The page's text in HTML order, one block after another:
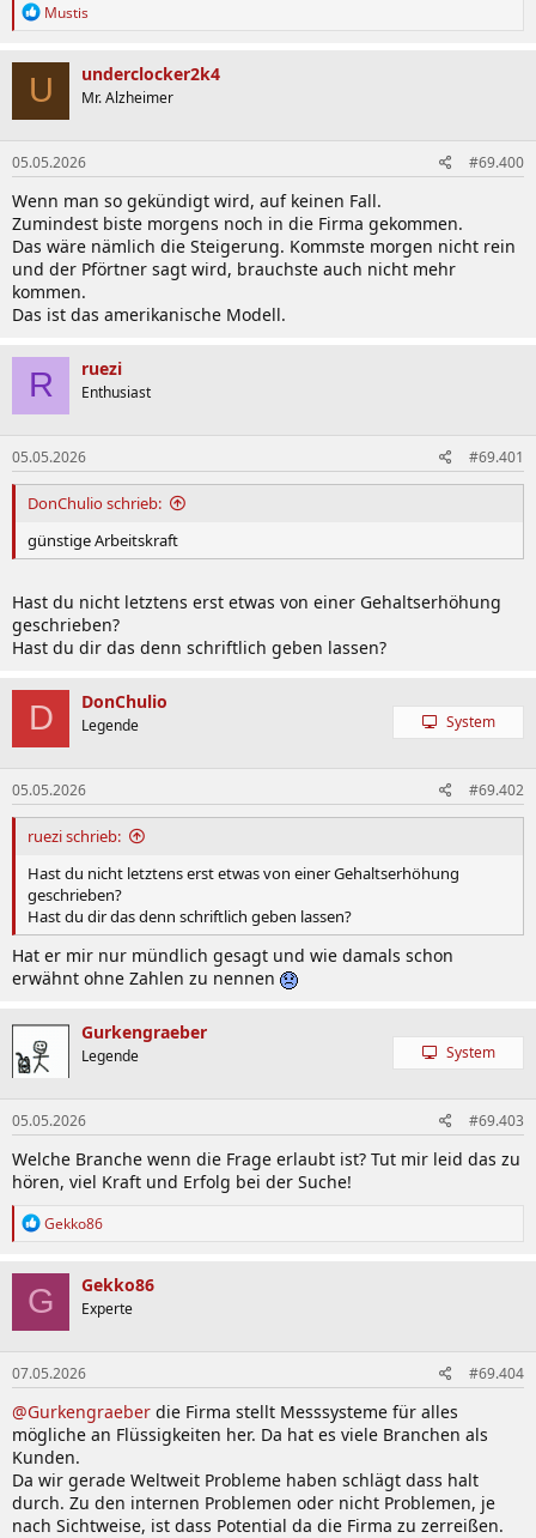
R
k
i
o
n
e
n
:
Mustis
U underclocker2k4
Mr. Alzheimer
05.05.2026 #69.400
Wenn man so gekündigt wird, auf keinen Fall.
Zumindest biste morgens noch in die Firma gekommen.
Das wäre nämlich die Steigerung. Kommste morgen nicht rein
und der Pförtner sagt wird, brauchste auch nicht mehr
kommen.
Das ist das amerikanische Modell.
R ruezi
Enthusiast
05.05.2026 #69.401
DonChulio schrieb:
günstige Arbeitskraft
Hast du nicht letztens erst etwas von einer Gehaltserhöhung
geschrieben?
Hast du dir das denn schriftlich geben lassen?
D DonChulio
Legende System
05.05.2026 #69.402
ruezi schrieb:
Hast du nicht letztens erst etwas von einer Gehaltserhöhung
geschrieben?
Hast du dir das denn schriftlich geben lassen?
Hat er mir nur mündlich gesagt und wie damals schon
erwähnt ohne Zahlen zu nennen
Gurkengraeber
Legende System
05.05.2026 #69.403
Welche Branche wenn die Frage erlaubt ist? Tut mir leid das zu
hören, viel Kraft und Erfolg bei der Suche!
R
k
t
i
o
n
e
n
:
Gekko86
G Gekko86
Experte
07.05.2026 #69.404
@Gurkengraeber die Firma stellt Messsysteme für alles
mögliche an Flüssigkeiten her. Da hat es viele Branchen als
Kunden.
Da wir gerade Weltweit Probleme haben schlägt dass halt
durch. Zu den internen Problemen oder nicht Problemen, je
nach Sichtweise, ist dass Potential da die Firma zu zerreißen.